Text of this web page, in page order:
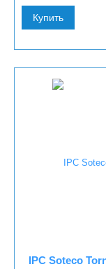
Купить
IPC Soteco